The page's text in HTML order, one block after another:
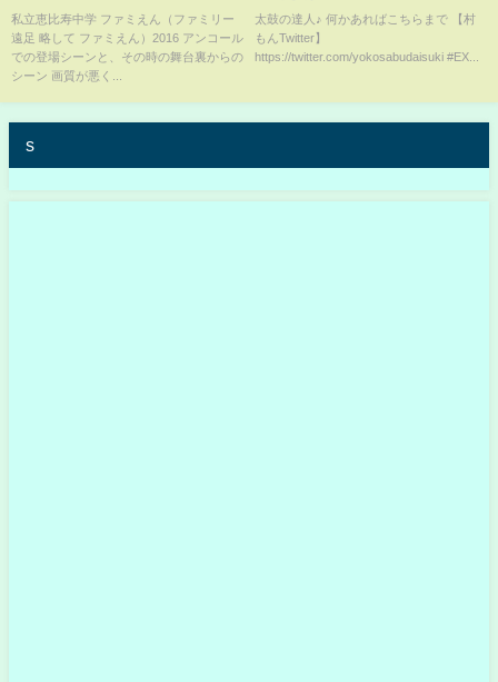
裏》
私立恵比寿中学 ファミえん（ファミリー
遠足 略して ファミえん）2016 アンコール
での登場シーンと、その時の舞台裏からの
シーン 画質が悪く...
ギ！【EXVS2】【ガンダム・バ
ルバトスルプス】
太鼓の達人♪ 何かあればこちらまで 【村
もんTwitter】
https://twitter.com/yokosabudaisuki #EX...
s